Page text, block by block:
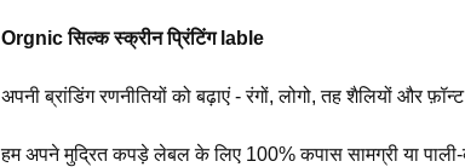
Orgnic सिल्क स्क्रीन प्रिंटिंग lable
अपनी ब्रांडिंग रणनीतियों को बढ़ाएं - रंगों, लोगो, तह शैलियों और
हम अपने मुद्रित कपड़े लेबल के लिए 100% कपास सामग्री या